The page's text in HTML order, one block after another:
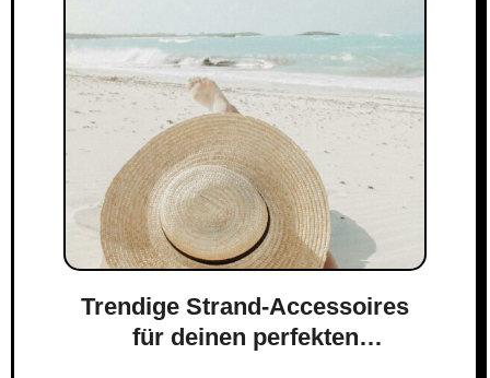
Trendige Strand-Accessoires
für deinen perfekten